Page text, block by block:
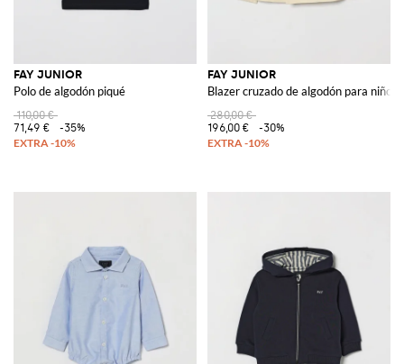
FAY JUNIOR
Polo de algodón piqué
110,00 €
71,49 €
-35%
FAY JUNIOR
Blazer cruzado de algodón para niño
280,00 €
196,00 €
-30%